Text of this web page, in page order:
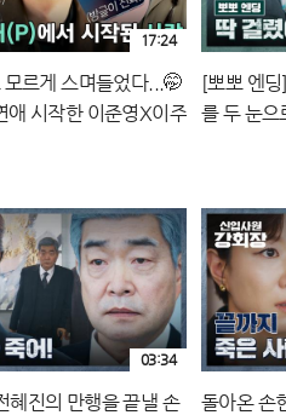
르게 스며들었다...🤭
애 시작한 이준영X이주
17:24
[뽀뽀 엔
를 두 눈으
혜진의 만행을 끝낼 손
03:34
돌아온 손